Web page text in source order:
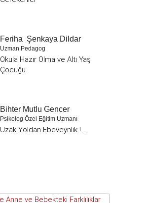
Feriha Şenkaya Dildar
Uzman Pedagog
Okula Hazır Olma ve Altı Yaş
Çocuğu
Bihter Mutlu Gencer
Psikolog Özel Eğitim Uzmanı
Uzak Yoldan Ebeveynlik !...